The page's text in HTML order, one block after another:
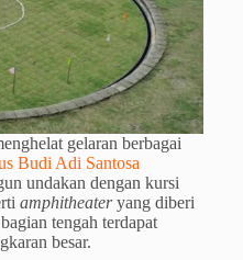
gelaran berbagai
Budi Adi Santosa
undakan dengan kursi
amphitheateryang diberi
tengah terdapat
besar.